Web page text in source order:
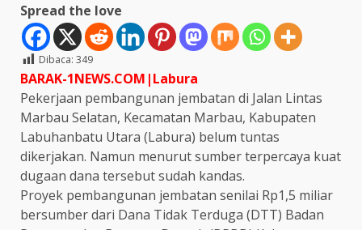
Spread the love
Dibaca: 349
BARAK-1NEWS.COM|Labura
Pekerjaan pembangunan jembatan di Jalan Lintas
Marbau Selatan, Kecamatan Marbau, Kabupaten
Labuhanbatu Utara (Labura) belum tuntas
dikerjakan. Namun menurut sumber terpercaya kuat
dugaan dana tersebut sudah kandas.
Proyek pembangunan jembatan senilai Rp1,5 miliar
bersumber dari Dana Tidak Terduga (DTT) Badan